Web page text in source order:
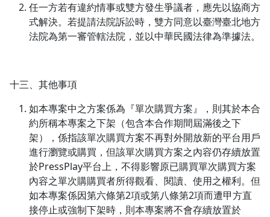
任一方若有違約情事或雙方發生爭議者，應先以協商方
式解決。若提請法院訴訟時，雙方同意以臺灣臺北地方
法院為第一審管轄法院，並以中華民國法律為準據法。
十三、其他事項
如本專案中之方案係為『單次購買方案』，則其於本合
約所稱本專案之下架（包含本合作期間屆滿後之下
架），係指該單次購買方案不再對外開放新的平台用戶
進行瀏覽或購買，但該單次購買方案之內容仍存續放置
於PressPlay平台上，不得影響原已購買單次購買方案
內容之單次購購買者所得觀看、閱讀、使用之權利。但
如本專案係因第六條第2項或第八條第2項而遭甲方直
接停止或強制下架時，則本專案將不會存續放置於